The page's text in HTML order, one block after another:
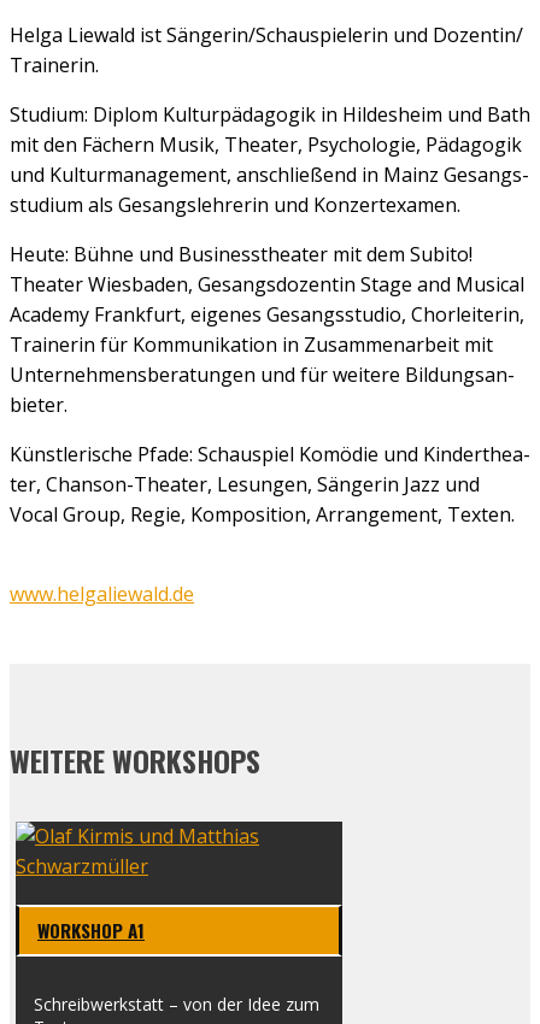
Hel­ga Lie­wald ist Sängerin/​​Schauspielerin und Dozentin/​​
Trainerin.
Stu­di­um: Diplom Kul­tur­päd­ago­gik in Hil­des­heim und Bath
mit den Fächern Musik, Thea­ter, Psy­cho­lo­gie, Päd­ago­gik
und Kul­tur­ma­nage­ment, anschlie­ßend in Mainz Gesangs­
stu­di­um als Gesangs­leh­re­rin und Kon­zert­ex­amen.
Heu­te: Büh­ne und Busi­ness­thea­ter mit dem Subi­to!
Thea­ter Wies­ba­den, Gesangs­do­zen­tin Stage and Musi­cal
Aca­de­my Frank­furt, eige­nes Gesangs­stu­dio, Chor­lei­te­rin,
Trai­ne­rin für Kom­mu­ni­ka­ti­on in Zusam­men­ar­beit mit
Unter­neh­mens­be­ra­tun­gen und für wei­te­re Bil­dungs­an­
bie­ter.
Künst­le­ri­sche Pfa­de: Schau­spiel Komö­die und Kin­der­thea­
ter, Chan­­son-The­a­­ter, Lesun­gen, Sän­ge­rin Jazz und
Vocal Group, Regie, Kom­po­si­ti­on, Arran­ge­ment, Tex­ten.
www.helgaliewald.de
WEITERE WORKSHOPS
WORK­SHOP A1
Schreib­werk­statt – von der Idee zum